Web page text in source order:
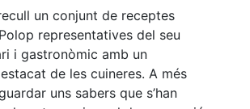
un conjunt de receptes
representatives del seu
i gastronòmic amb un
de les cuineres. A més
uns sabers que s’han